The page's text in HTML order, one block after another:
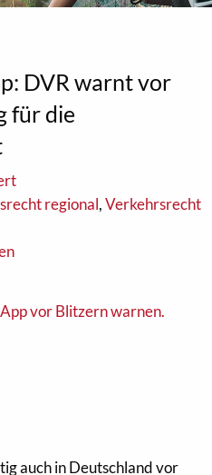
DVR warnt vor
für die
regional,Verkehrsrecht
auch in Deutschland vor